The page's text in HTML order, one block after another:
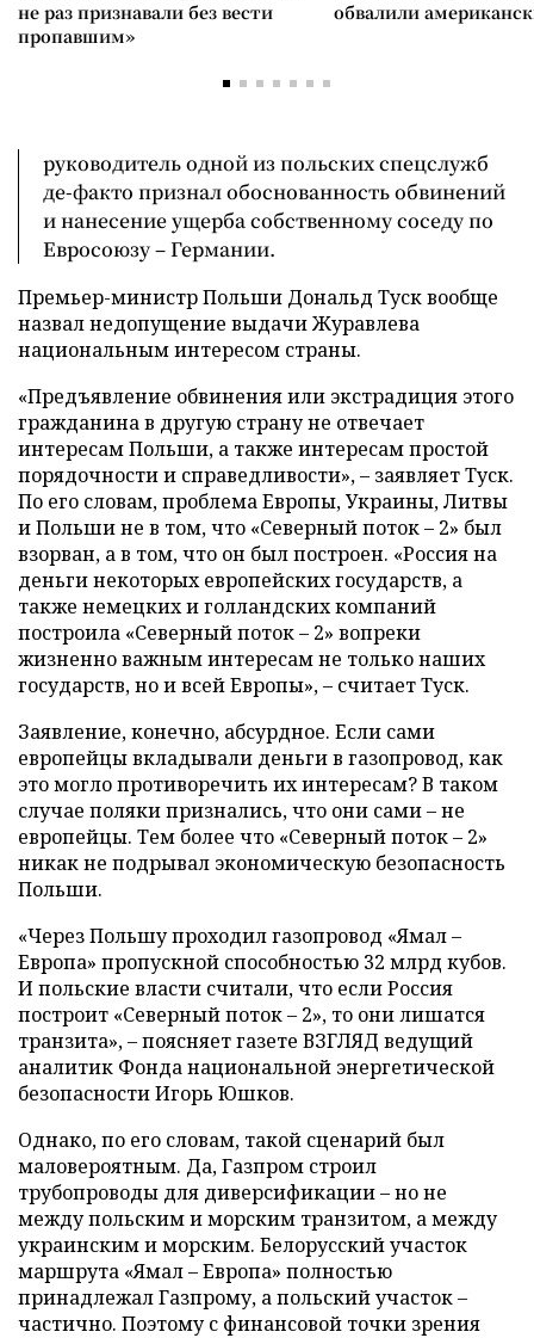
не раз признавали без вести
пропавшим»
обвалили
руководитель одной из польских спецслужб
де-факто признал обоснованность обвинений
и нанесение ущерба собственному соседу по
Евросоюзу – Германии.
Премьер-министр Польши Дональд Туск вообще
назвал недопущение выдачи Журавлева
национальным интересом страны.
«Предъявление обвинения или экстрадиция этого
гражданина в другую страну не отвечает
интересам Польши, а также интересам простой
порядочности и справедливости», – заявляет Туск.
По его словам, проблема Европы, Украины, Литвы
и Польши не в том, что «Северный поток – 2» был
взорван, а в том, что он был построен. «Россия на
деньги некоторых европейских государств, а
также немецких и голландских компаний
построила «Северный поток – 2» вопреки
жизненно важным интересам не только наших
государств, но и всей Европы», – считает Туск.
Заявление, конечно, абсурдное. Если сами
европейцы вкладывали деньги в газопровод, как
это могло противоречить их интересам? В таком
случае поляки признались, что они сами – не
европейцы. Тем более что «Северный поток – 2»
никак не подрывал экономическую безопасность
Польши.
«Через Польшу проходил газопровод «Ямал –
Европа» пропускной способностью 32 млрд кубов.
И польские власти считали, что если Россия
построит «Северный поток – 2», то они лишатся
транзита», – поясняет газете ВЗГЛЯД ведущий
аналитик Фонда национальной энергетической
безопасности Игорь Юшков.
Однако, по его словам, такой сценарий был
маловероятным. Да, Газпром строил
трубопроводы для диверсификации – но не
между польским и морским транзитом, а между
украинским и морским. Белорусский участок
маршрута «Ямал – Европа» полностью
принадлежал Газпрому, а польский участок –
частично. Поэтому с финансовой точки зрения